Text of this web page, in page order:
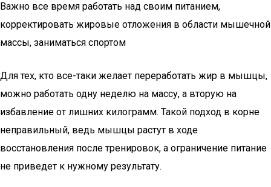
Важно все время работать над своим питанием,
корректировать жировые отложения в области мышечной
массы, заниматься спортом
Для тех, кто все-таки желает переработать жир в мышцы,
можно работать одну неделю на массу, а вторую на
избавление от лишних килограмм. Такой подход в корне
неправильный, ведь мышцы растут в ходе
восстановления после тренировок, а ограничение питание
не приведет к нужному результату.